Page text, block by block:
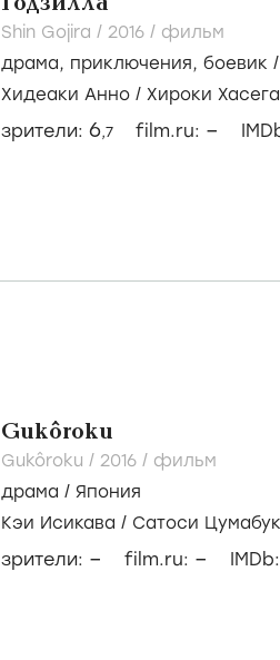
Shin Gojira / 2016 / фильм
драма, приключения, боевик /
Хидеаки Анно / Хироки
зрители: 6,7 film.ru: –
Gukôroku
Gukôroku / 2016 / фильм
драма / Япония
Кэи Исикава / Сатоси
зрители: – film.ru: – IMDb: